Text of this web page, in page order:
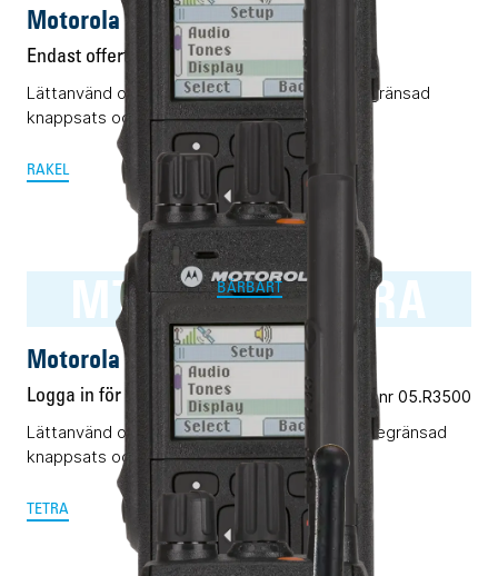
Motorola MTP3500 RAKEL
Endast offert
Lättanvänd och pålitlig Rakelterminal med begränsad
knappsats och display.
RAKEL
MTP3500 TETRA
BÄRBART
Motorola MTP3500 TETRA
Logga in för pris Vårt art.nr 05.R3500
Lättanvänd och pålitlig TETRA-terminal med begränsad
knappsats och display.
TETRA